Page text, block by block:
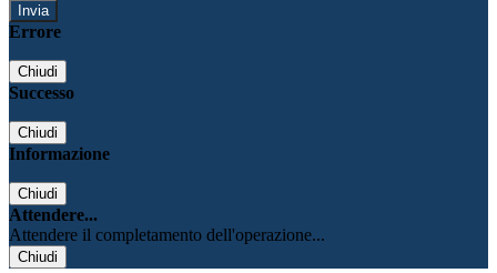
Errore
Chiudi
Successo
Chiudi
Informazione
Chiudi
Attendere...
Attendere il completamento dell'operazione...
Chiudi